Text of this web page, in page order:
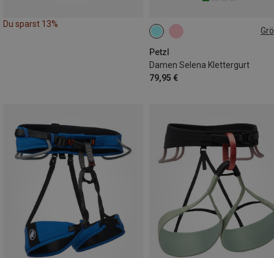
Du sparst 13%
Petzl
Damen Selena Klettergurt
79,95 €
65-71CM
77-84CM